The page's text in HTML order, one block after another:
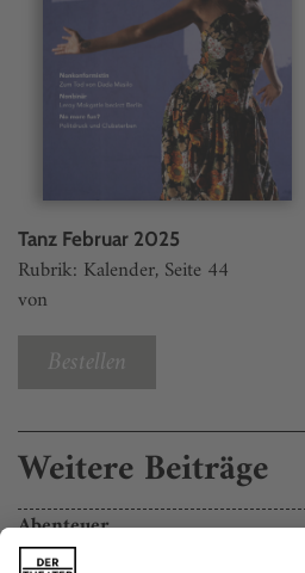
Tanz Februar 2025
Rubrik: Kalender, Seite 44
von
Bestellen
Weitere Beiträge
Abenteuer
Ruth Martens fantasievolle Übermalungen